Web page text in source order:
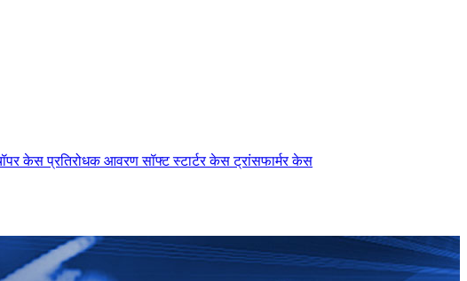
केस प्रतिरोधक आवरण सॉफ्ट स्टार्टर केस ट्रांसफार्मर केस